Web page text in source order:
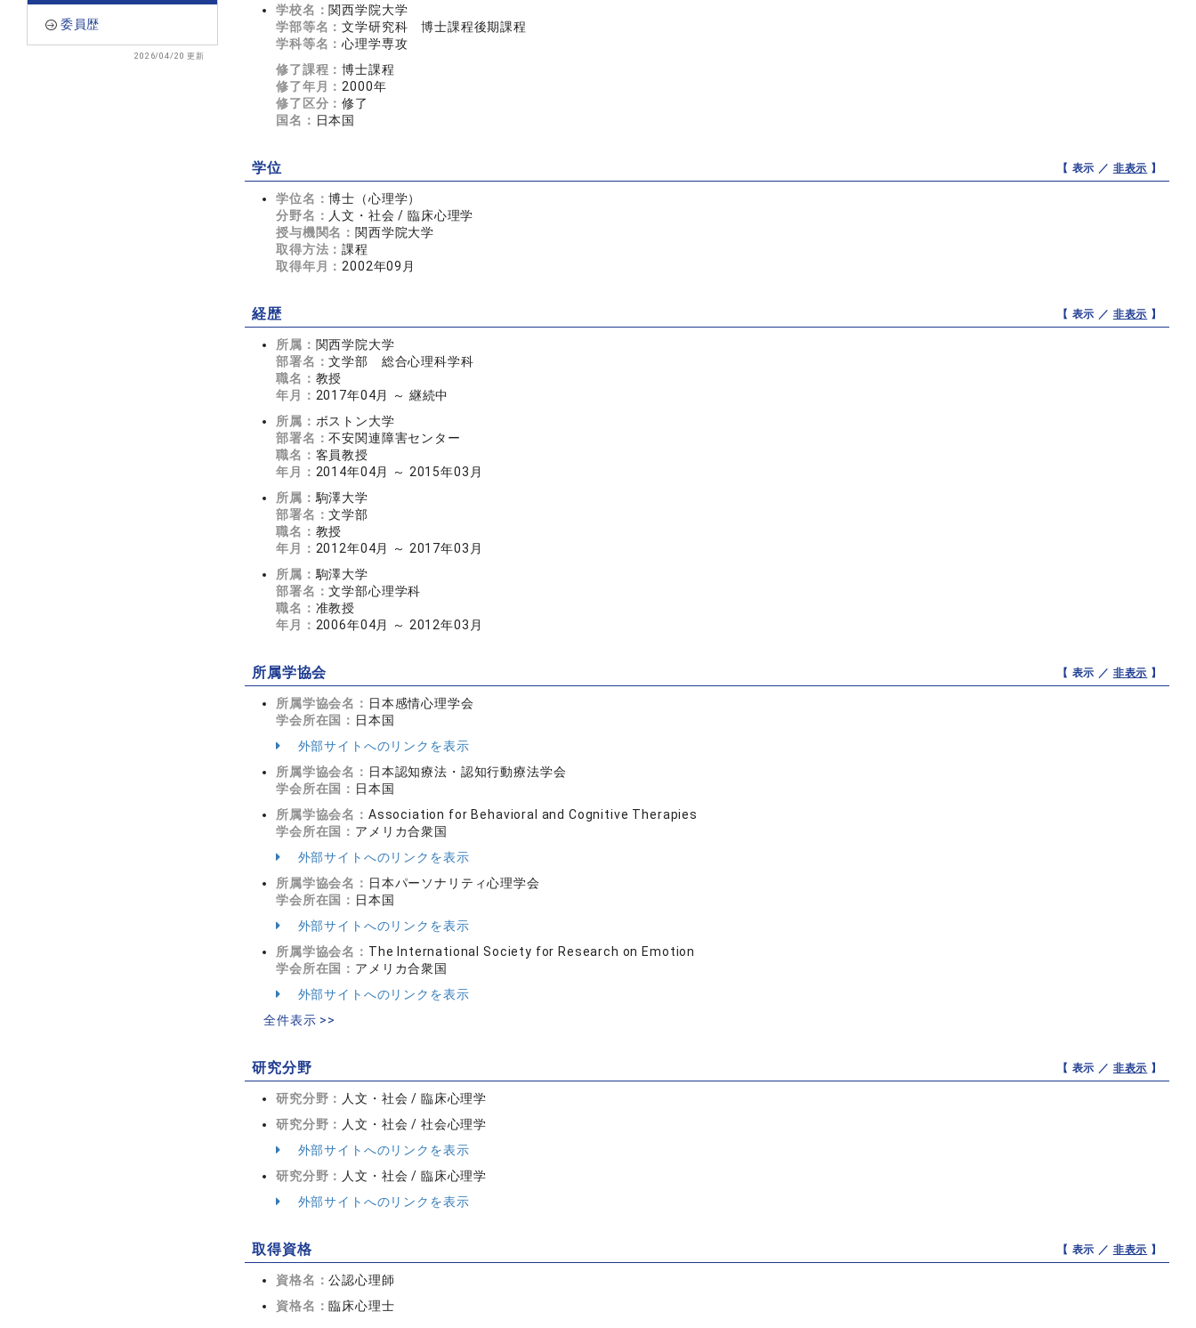
委員歴
2026/04/20 更新
学校名： 関西学院大学
学部等名：文学研究科 博士課程後期課程
学科等名：心理学専攻
修了課程：博士課程
修了年月： 2000年
修了区分：修了
国名： 日本国
学位 【 表示 ／ 非表示 】
学位名：博士（心理学）
分野名： 人文・社会 / 臨床心理学
授与機関名： 関西学院大学
取得方法：課程
取得年月： 2002年09月
経歴 【 表示 ／ 非表示 】
所属： 関西学院大学
部署名：文学部 総合心理科学科
職名： 教授
年月： 2017年04月 ～ 継続中
所属： ボストン大学
部署名：不安関連障害センター
職名： 客員教授
年月： 2014年04月 ～ 2015年03月
所属： 駒澤大学
部署名：文学部
職名： 教授
年月： 2012年04月 ～ 2017年03月
所属： 駒澤大学
部署名：文学部心理学科
職名： 准教授
年月： 2006年04月 ～ 2012年03月
所属学協会 【 表示 ／ 非表示 】
所属学協会名： 日本感情心理学会
学会所在国： 日本国
外部サイトへのリンクを表示
所属学協会名： 日本認知療法・認知行動療法学会
学会所在国： 日本国
所属学協会名： Association for Behavioral and Cognitive Therapies
学会所在国： アメリカ合衆国
外部サイトへのリンクを表示
所属学協会名： 日本パーソナリティ心理学会
学会所在国： 日本国
外部サイトへのリンクを表示
所属学協会名： The International Society for Research on Emotion
学会所在国： アメリカ合衆国
外部サイトへのリンクを表示
全件表示 >>
研究分野 【 表示 ／ 非表示 】
研究分野： 人文・社会 / 臨床心理学
研究分野： 人文・社会 / 社会心理学
外部サイトへのリンクを表示
研究分野： 人文・社会 / 臨床心理学
外部サイトへのリンクを表示
取得資格 【 表示 ／ 非表示 】
資格名：公認心理師
資格名：臨床心理士